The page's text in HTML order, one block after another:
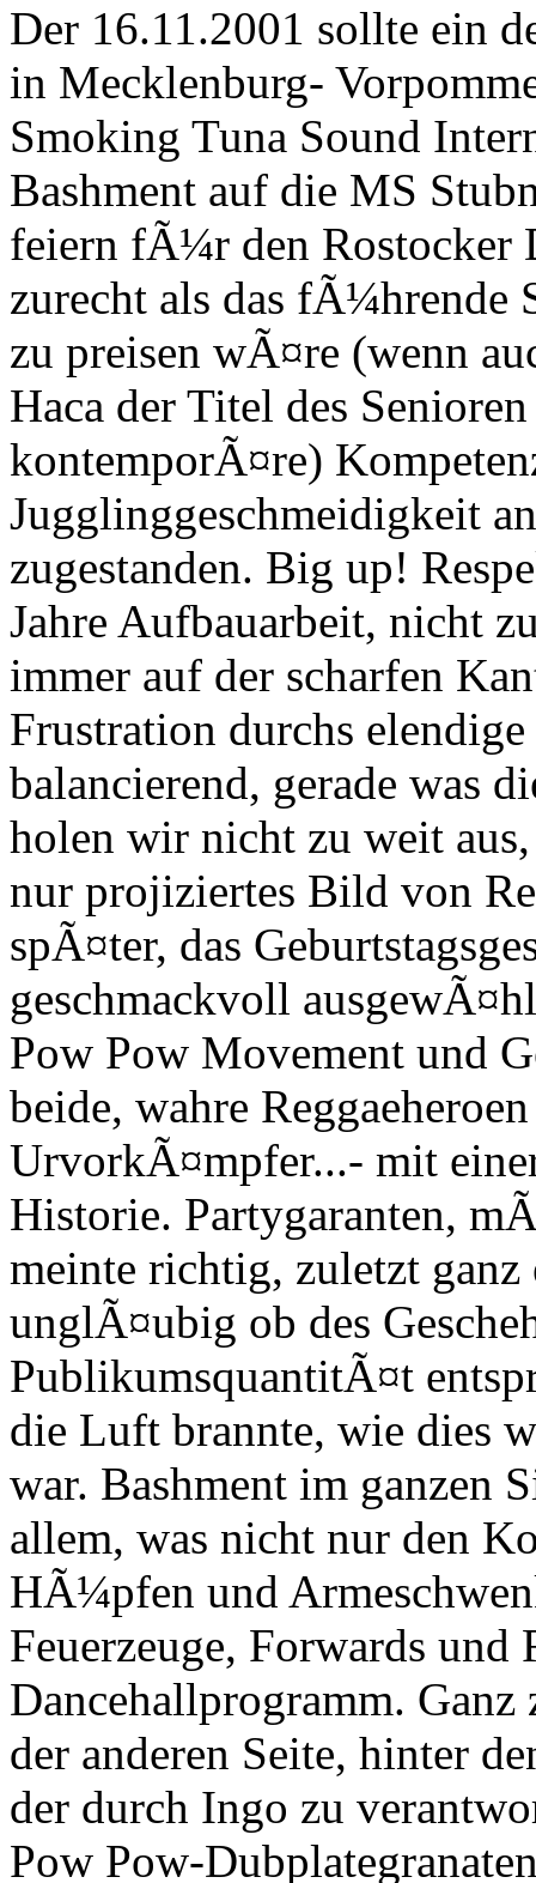
Der 16.11.2001 sollte ein
in Mecklenburg-
Smoking Tuna Sound
Bashment auf die MS
feiern fÃ¼r den Rostocker
zurecht als das fÃ¼hrende
zu preisen wÃ¤re (wenn
Haca der Titel des
kontemporÃ¤re)
Jugglinggeschmeidigkeit
zugestanden. Big up!
Jahre Aufbauarbeit, nicht
immer auf der scharfen
Frustration durchs
balancierend, gerade was
holen wir nicht zu weit
nur projiziertes Bild von
spÃ¤ter, das
geschmackvoll
Pow Pow Movement und
beide, wahre
UrvorkÃ¤mpfer...- mit
Historie. Partygaranten,
meinte richtig, zuletzt
unglÃ¤ubig ob des
PublikumsquantitÃ¤t
die Luft brannte, wie dies
war. Bashment im ganzen
allem, was nicht nur den
HÃ¼pfen und
Feuerzeuge, Forwards und
Dancehallprogramm.
der anderen Seite, hinter
der durch Ingo zu
Pow Pow-